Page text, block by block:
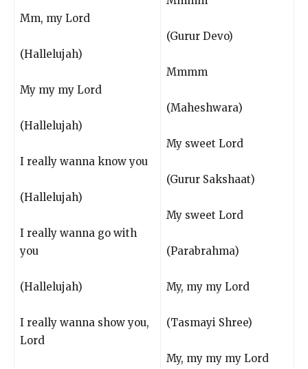
Mm, my Lord
(Hallelujah)
My my my Lord
(Hallelujah)
I really wanna know you
(Hallelujah)
I really wanna go with
you
(Hallelujah)
I really wanna show you,
Lord
(Gurur Devo)
Mmmm
(Maheshwara)
My sweet Lord
(Gurur Sakshaat)
My sweet Lord
(Parabrahma)
My, my my Lord
(Tasmayi Shree)
My, my my my Lord